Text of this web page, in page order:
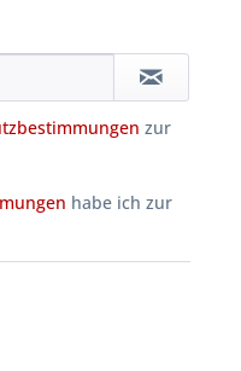
zur
habe ich zur